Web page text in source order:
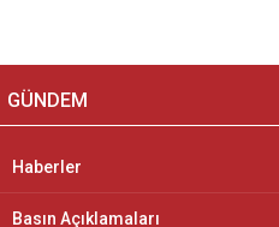
GÜNDEM
Haberler
Basın Açıklamaları